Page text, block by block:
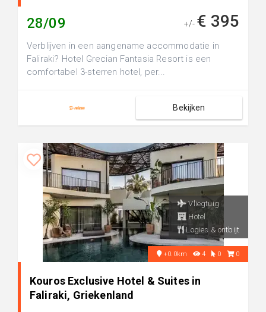
28/09 +/- € 395
Verblijven in een aangename accommodatie in
Faliraki? Hotel Grecian Fantasia Resort is een
comfortabel 3-sterren hotel, per...
Bekijken
Vliegtuig
Hotel
Logies & ontbijt
+0.0km 4 0 0
Kouros Exclusive Hotel & Suites in
Faliraki, Griekenland